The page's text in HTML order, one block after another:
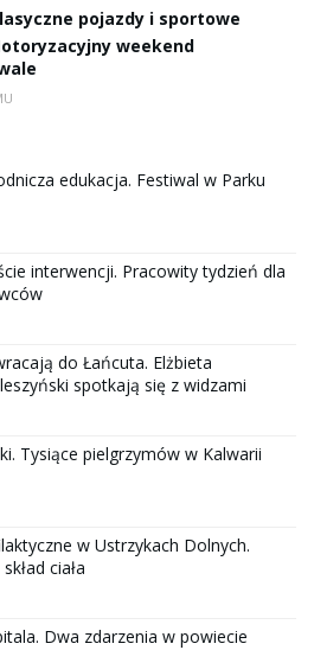
pojazdy i sportowe
weekend
edukacja. Festiwal w Parku
interwencji. Pracowity tydzień dla
do Łańcuta. Elżbieta
spotkają się z widzami
Tysiące pielgrzymów w Kalwarii
w Ustrzykach Dolnych.
ciała
Dwa zdarzenia w powiecie